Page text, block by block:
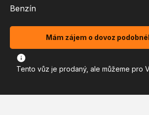
Benzín
Mám zájem o dovoz
Tento vůz je prodaný, ale můžeme pro